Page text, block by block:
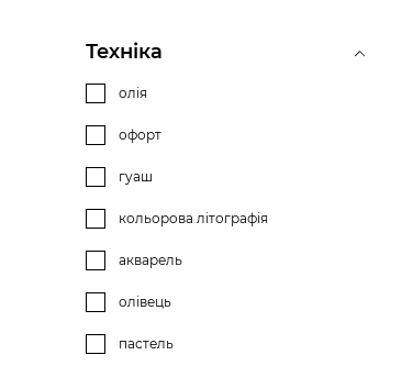
Техніка
олія
офорт
гуаш
кольорова літографія
акварель
олівець
пастель